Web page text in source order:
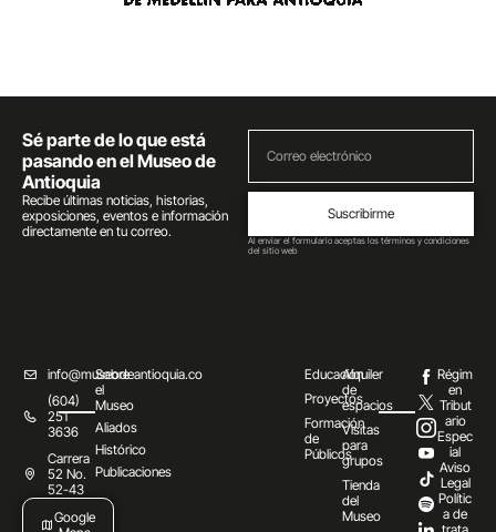
Sé parte de lo que está
pasando en el Museo de
Antioquia
Recibe últimas noticias, historias,
exposiciones, eventos e información
directamente en tu correo.
Suscribirme
Al enviar el formulario aceptas los términos y condiciones
del sitio web
info@museodeantioquia.co
(604)
251
3636
Carrera
52 No.
52-43
Google
Sobre
el
Museo
Aliados
Histórico
Publicaciones
Educación
Proyectos
Formación
de
Públicos
Alquiler
de
espacios
Visitas
para
grupos
Tienda
del
Museo
Régim
en
Tribut
ario
Espec
ial
Aviso
Legal
Polític
a de